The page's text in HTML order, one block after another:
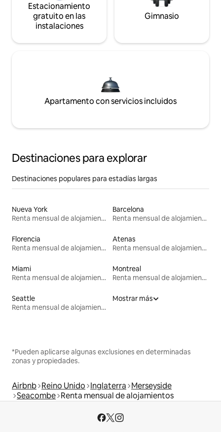
Estacionamiento
gratuito en las
instalaciones
Gimnasio
Apartamento con servicios incluidos
Destinaciones para explorar
Destinaciones populares para estadías largas
Nueva York
Renta mensual de alojamientos
Barcelona
Renta mensual de alojamientos
Florencia
Renta mensual de alojamientos
Atenas
Renta mensual de alojamientos
Miami
Renta mensual de alojamientos
Montreal
Renta mensual de alojamientos
Seattle
Renta mensual de alojamientos
Mostrar más
*Pueden aplicarse algunas exclusiones en determinadas
zonas y propiedades.
Airbnb Reino Unido Inglaterra Merseyside
Seacombe Renta mensual de alojamientos